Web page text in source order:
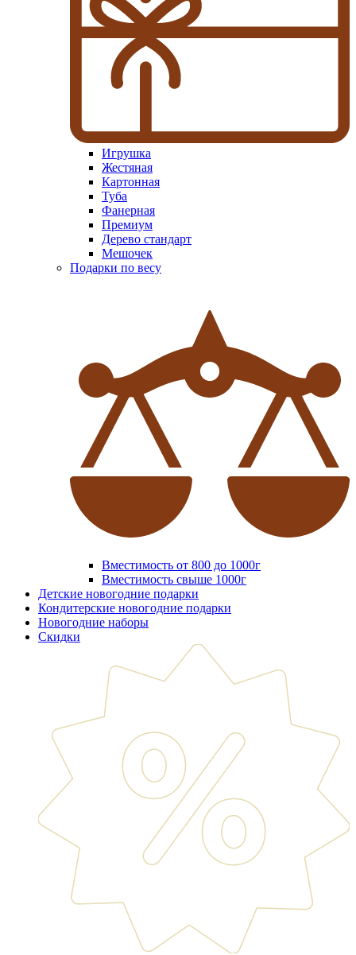
Игрушка
Жестяная
Картонная
Туба
Фанерная
Премиум
Дерево стандарт
Мешочек
Подарки по весу
Вместимость от 800 до 1000г
Вместимость свыше 1000г
Детские новогодние подарки
Кондитерские новогодние подарки
Новогодние наборы
Скидки